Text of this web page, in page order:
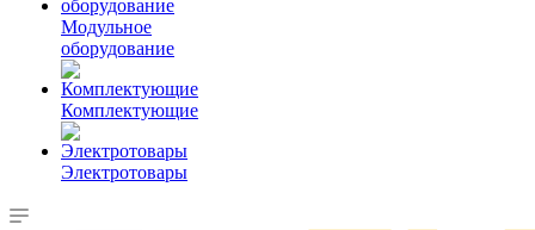
Модульное
оборудование
Комплектующие
Электротовары